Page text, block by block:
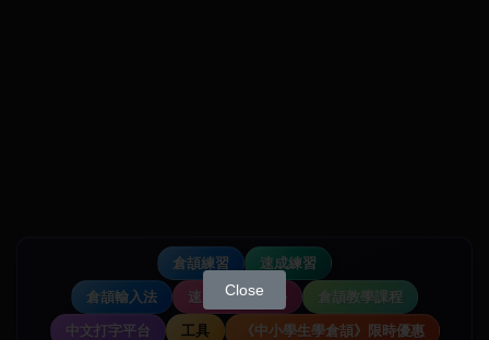
倉頡練習
速成練習
倉頡輸入法
速成輸入法教學
倉頡教學課程
中文打字平台
工具 《中小學生學倉頡》限時優惠
Close